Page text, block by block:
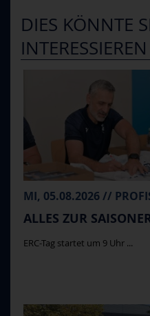
DIES KÖNNTE
INTERESSIEREN
MI, 05.08.2026 //
ALLES ZUR
ERC-Tag startet um 9 Uhr ...